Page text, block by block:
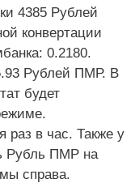
4385 Рублей
конвертации
0.2180.
Рублей ПМР. В
будет
раз в час. Также у
Рубль ПМР на
справа.